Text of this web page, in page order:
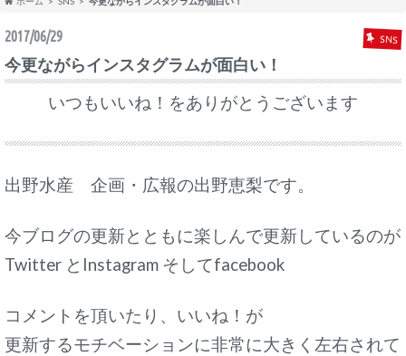
2017/06/29 SNS
今更ながらインスタグラムが面白い！
いつもいいね！をありがとうございます
出野水産 企画・広報の出野恵梨です。
今ブログの更新とともに楽しんで更新しているのが
Twitter とInstagram そしてfacebook
コメントを頂いたり、いいね！が
更新するモチベーションに非常に大きく左右されて